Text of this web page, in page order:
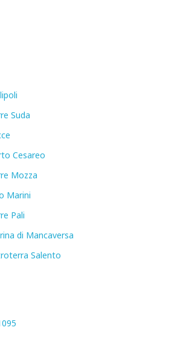
Suda
Cesareo
Mozza
Marini
Pali
di Mancaversa
Salento